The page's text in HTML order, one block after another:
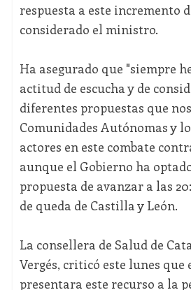
respuesta a este incremento
considerado el ministro.
Ha asegurado que "siempre
actitud de escucha y de
diferentes propuestas que
Comunidades Autónomas y
actores en este combate
aunque el Gobierno ha
propuesta de avanzar a las
de queda de Castilla y León.
La consellera de Salud de
Vergés, criticó este lunes que
presentara este recurso a la